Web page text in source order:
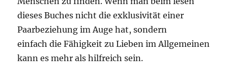
dieses Buches nicht die exklusivität einer
Paarbeziehung im Auge hat, sondern
einfach die Fähigkeit zu Lieben im Allgemeinen
kann es mehr als hilfreich sein.